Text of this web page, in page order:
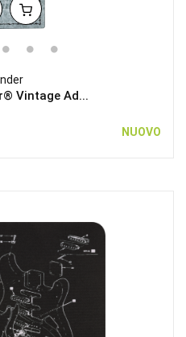
Vintage Ad...
NUOVO